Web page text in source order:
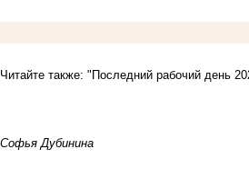
Читайте также: "Последний рабочий день
Софья Дубинина